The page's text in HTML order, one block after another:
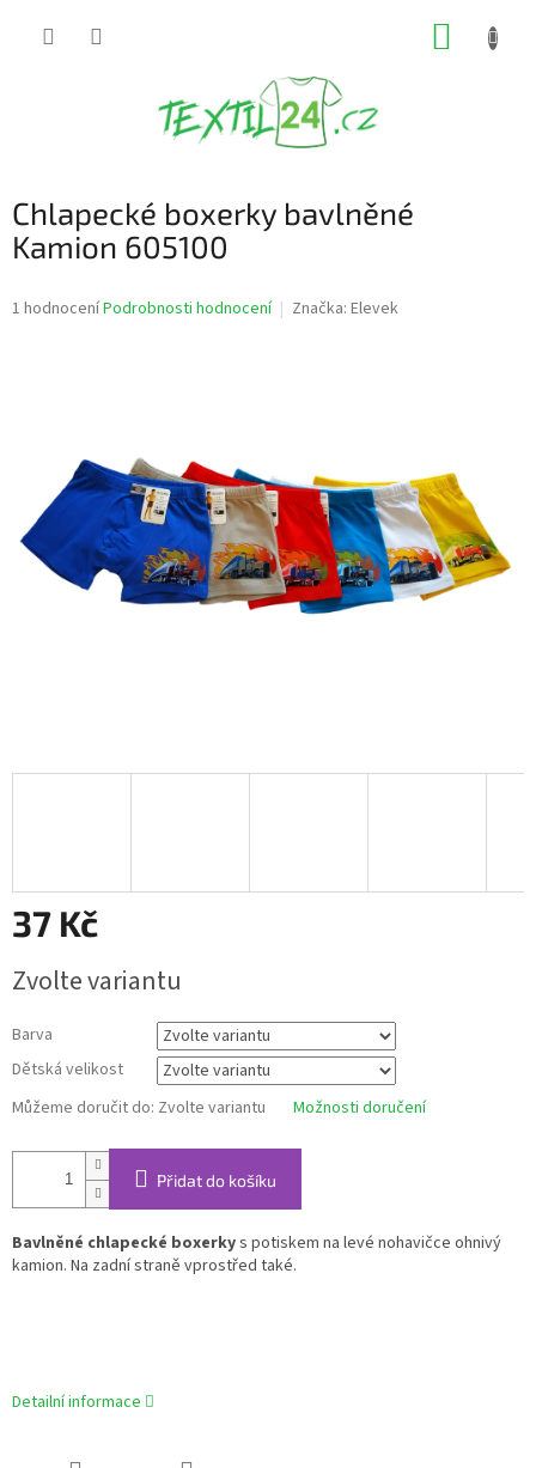
Chlapecké boxerky bavlněné
Kamion 605100
Průměrné
hvězdiček.
1 hodnoceníPodrobnosti hodnocení Značka: Elevek
37 Kč
cena:
Zvolte variantu
Barva
Dětská velikost
Můžeme doručit do: Zvolte variantu Možnosti doručení
Přidat do košíku
Bavlněné chlapecké boxerkys potiskem na levé nohavičce ohnivý
kamion. Na zadní straně vprostřed také.
Detailní informace